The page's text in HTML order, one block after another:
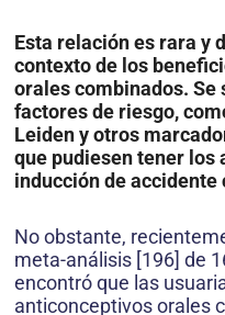
Esta relación es rara y
contexto de los
orales combinados.
factores de riesgo,
Leiden y otros
que pudiesen tener los
inducción de
No obstante,
meta-análisis [196] de
encontró que las
anticonceptivos orales